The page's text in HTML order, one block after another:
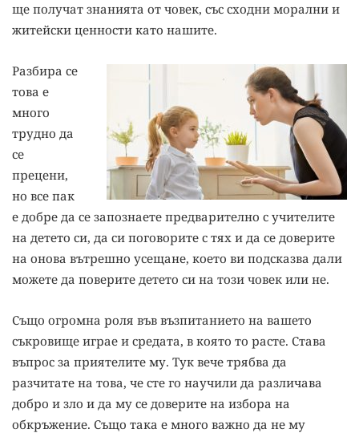
ще получат знанията от човек, със сходни морални и
житейски ценности като нашите.
Разбира се
това е
много
трудно да
се
прецени,
но все пак
е добре да се запознаете предварително с учителите
на детето си, да си поговорите с тях и да се доверите
на онова вътрешно усещане, което ви подсказва дали
можете да поверите детето си на този човек или не.
Също огромна роля във възпитанието на вашето
съкровище играе и средата, в която то расте. Става
въпрос за приятелите му. Тук вече трябва да
разчитате на това, че сте го научили да различава
добро и зло и да му се доверите на избора на
обкръжение. Също така е много важно да не му